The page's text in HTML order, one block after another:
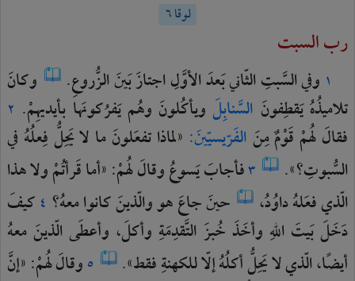
لوقا ٦
رب السبت
١ وفيالسَّبتِالثّانيبَعدَالأوَّلِاجتازَبَينَالزُّروعِ. وكانَ
تلاميذُهُيَقطِفونَ السَّنابِلَويأكُلونَ وهُميَفرُكونَها بأيديهِمْ. ٢
فقالَلهُمْقَوْمٌمِنَالفَرّيسيّينَ: «لماذاتفعَلونَمالايَحِلُّفِعلُهُفي
السُّبوتِ؟».
٣فأجابَيَسوعُوقالَلهُمْ:«أماقَرأتُمْولاهذا
الّذيفعَلهُداوُدُ، حينَجاعَهووالّذينَكانوامعهُ؟ ٤ كيفَ
دَخَلَبَيتَاللهِ وأخَذَخُبزَالتَّقدِمَةِ وأكلَ، وأعطَىالّذينَمعهُ
أيضًا،الّذيلايَحِلُّأكلُهُإلّاللكهنةِفقط». ٥وقالَلهُمْ:«إنَّ